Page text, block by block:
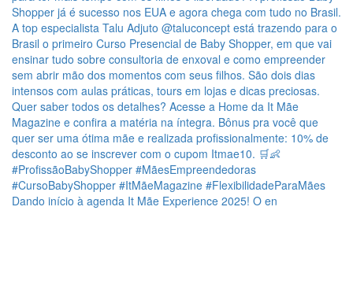
Dando início à agenda It Mãe Experience 2025! O en